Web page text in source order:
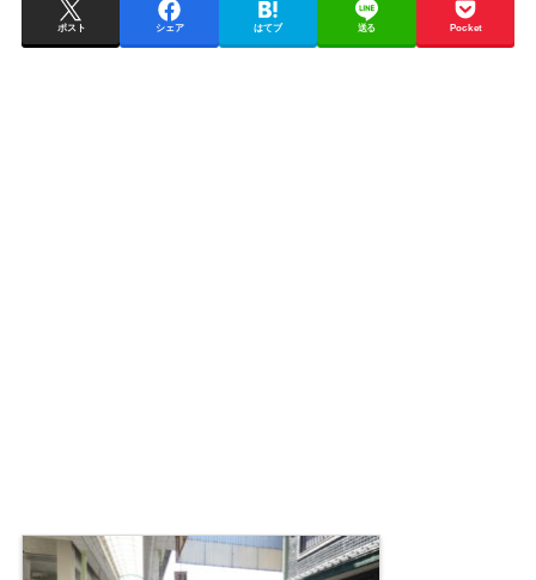
ポスト シェア はてブ 送る Pocket